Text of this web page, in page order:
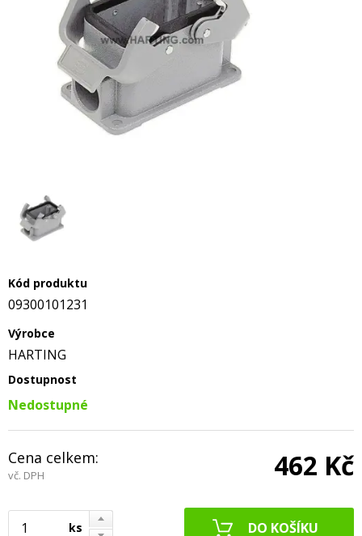
Kód produktu
09300101231
Výrobce
HARTING
Dostupnost
Nedostupné
Cena celkem:
vč. DPH 462 Kč
ks